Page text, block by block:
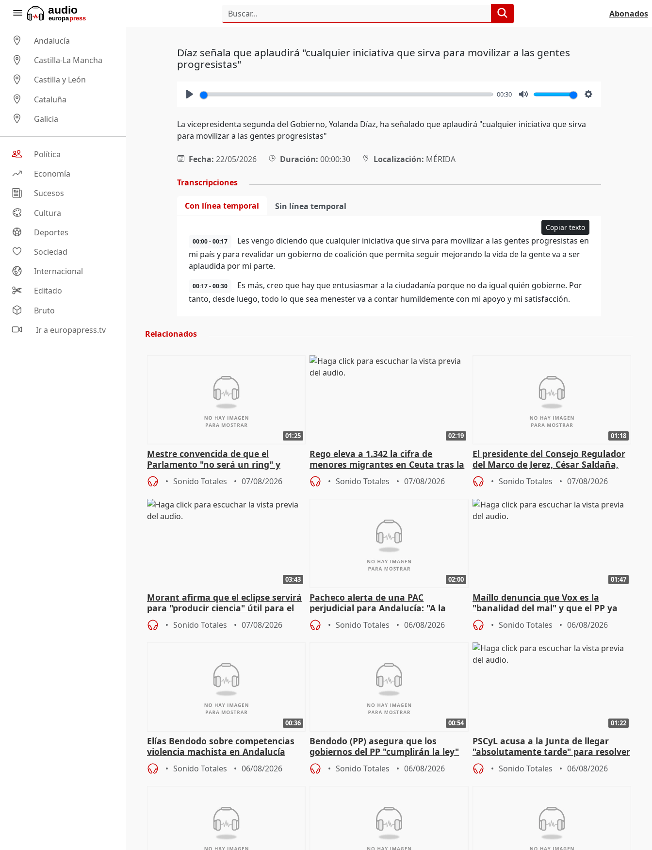
Abonados
Andalucía
Castilla-La Mancha
Castilla y León
Cataluña
Galicia
Política
Economía
Sucesos
Cultura
Deportes
Sociedad
Internacional
Editado
Bruto
Ir a europapress.tv
Díaz señala que aplaudirá "cualquier iniciativa que sirva para movilizar a las gentes
progresistas"
00:30
La vicepresidenta segunda del Gobierno, Yolanda Díaz, ha señalado que aplaudirá "cualquier iniciativa que sirva
para movilizar a las gentes progresistas"
Fecha: 22/05/2026 Duración: 00:00:30 Localización: MÉRIDA
Transcripciones
Con línea temporal Sin línea temporal
Copiar texto
00:00 - 00:17
Les vengo diciendo que cualquier iniciativa que sirva para movilizar a las gentes progresistas en
mi país y para revalidar un gobierno de coalición que permita seguir mejorando la vida de la gente va a ser
aplaudida por mi parte.
00:17 - 00:30
Es más, creo que hay que entusiasmar a la ciudadanía porque no da igual quién gobierne. Por
tanto, desde luego, todo lo que sea menester va a contar humildemente con mi apoyo y mi satisfacción.
Relacionados
01:25
Mestre convencida de que el
Parlamento "no será un ring" y
defiende "estabilidad" del pacto con
Vox
Sonido Totales 07/08/2026
02:19
Rego eleva a 1.342 la cifra de
menores migrantes en Ceuta tras la
entrada masiva
Sonido Totales 07/08/2026
01:18
El presidente del Consejo Regulador
del Marco de Jerez, César Saldaña,
sobre exportaciones
Sonido Totales 07/08/2026
03:43
Morant afirma que el eclipse servirá
para "producir ciencia" útil para el
resto del mundo
Sonido Totales 07/08/2026
02:00
Pacheco alerta de una PAC
perjudicial para Andalucía: "A la
agricultura hay que protegerla"
Sonido Totales 06/08/2026
01:47
Maíllo denuncia que Vox es la
"banalidad del mal" y que el PP ya
asume todas sus tesis
Sonido Totales 06/08/2026
00:36
Elías Bendodo sobre competencias
violencia machista en Andalucía
Sonido Totales 06/08/2026
00:54
Bendodo (PP) asegura que los
gobiernos del PP "cumplirán la ley"
sobre los menores migrantes
Sonido Totales 06/08/2026
01:22
PSCyL acusa a la Junta de llegar
"absolutamente tarde" para resolver
problemas como Newcastle
Sonido Totales 06/08/2026